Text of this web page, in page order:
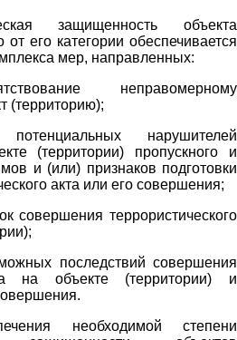
защищенность объекта
его категории обеспечивается
мер, направленных:
неправомерному
(территорию);
нарушителей
(территории) пропускного и
и (или) признаков подготовки
акта или его совершения;
совершения террористического
последствий совершения
на объекте (территории) и
необходимой степени